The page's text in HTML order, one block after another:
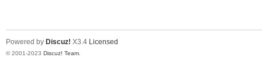
Powered by Discuz! X3.4 Licensed
© 2001-2023 Discuz! Team